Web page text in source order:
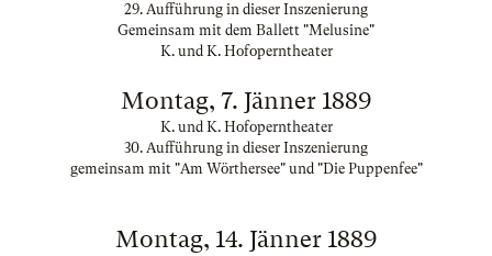
29. Aufführung in dieser Inszenierung
Gemeinsam mit dem Ballett "Melusine"
K. und K. Hofoperntheater
Montag, 7. Jänner 1889
K. und K. Hofoperntheater
30. Aufführung in dieser Inszenierung
gemeinsam mit "Am Wörthersee" und "Die Puppenfee"
Montag, 14. Jänner 1889